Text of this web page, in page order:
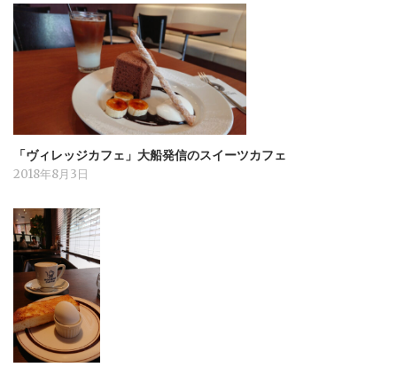
「ヴィレッジカフェ」大船発信のスイーツカフェ
2018年8月3日